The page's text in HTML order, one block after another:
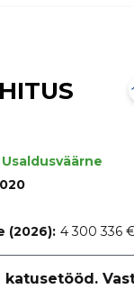
Usaldusväärne
(2026): 4 300 336